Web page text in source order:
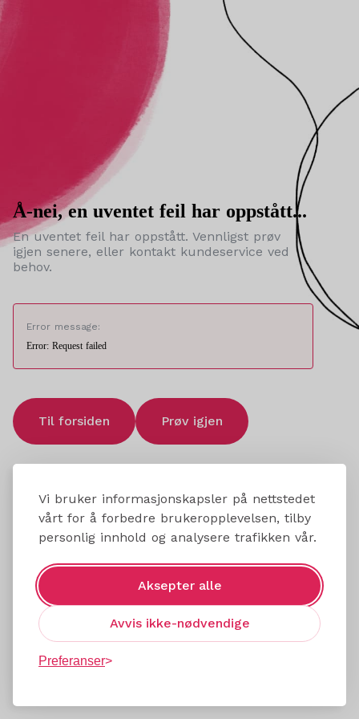
Vi bruker informasjonskapsler på nettstedet
vårt for å forbedre brukeropplevelsen, tilby
personlig innhold og analysere trafikken vår.
Aksepter alle
Avvis ikke-nødvendige
Preferanser
Å-nei, en uventet feil har oppstått...
En uventet feil har oppstått. Vennligst prøv
igjen senere, eller kontakt kundeservice ved
behov.
Error message:
Error: Request failed
Til forsiden Prøv igjen